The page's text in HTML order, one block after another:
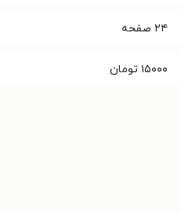
۲۴ صفحه
۱۵۰۰۰ تومان